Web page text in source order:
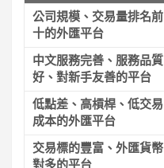
公司規模、交易量排名前
十的外匯平台
中文服務完善、服務品質
好、對新手友善的平台
低點差、高槓桿、低交易
成本的外匯平台
交易標的豐富、外匯貨幣
對多的平台